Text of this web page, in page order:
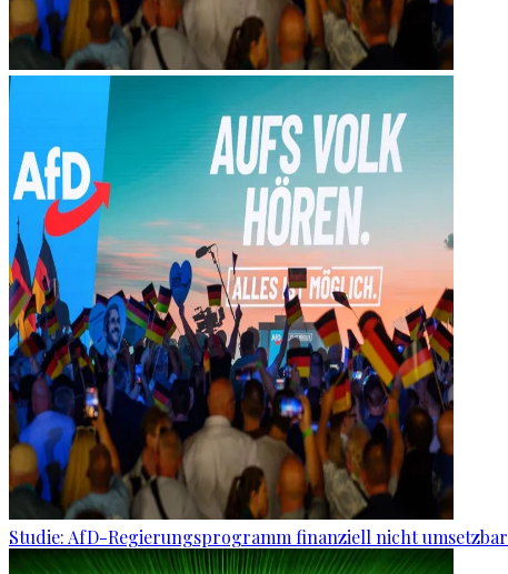
Studie: AfD-Regierungsprogramm finanziell nicht umsetzbar